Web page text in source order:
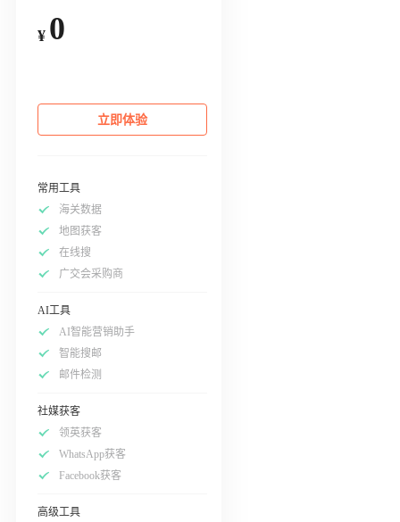
¥ 0
立即体验
常用工具
海关数据
地图获客
在线搜
广交会采购商
AI工具
AI智能营销助手
智能搜邮
邮件检测
社媒获客
领英获客
WhatsApp获客
Facebook获客
高级工具